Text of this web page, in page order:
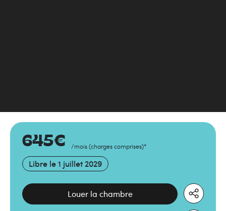
645€ /mois (charges comprises)*
Libre le 1 juillet 2029
Louer la chambre